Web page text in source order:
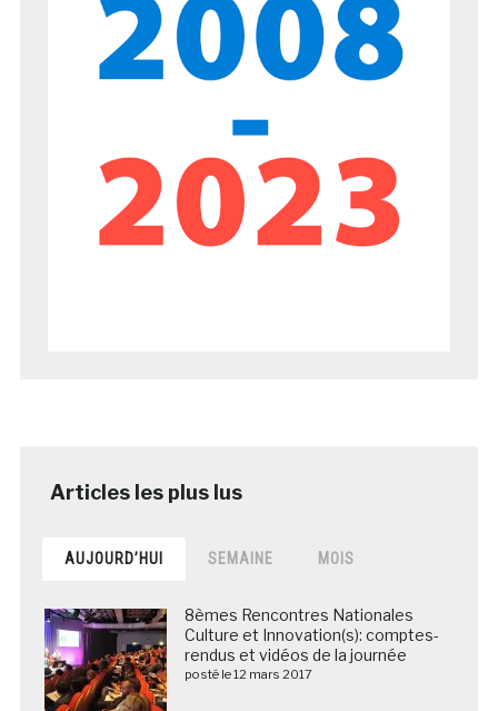
AUJOURD’HUI SEMAINE MOIS
8èmes Rencontres Nationales
Culture et Innovation(s): comptes-
rendus et vidéos de la journée
posté le 12 mars 2017